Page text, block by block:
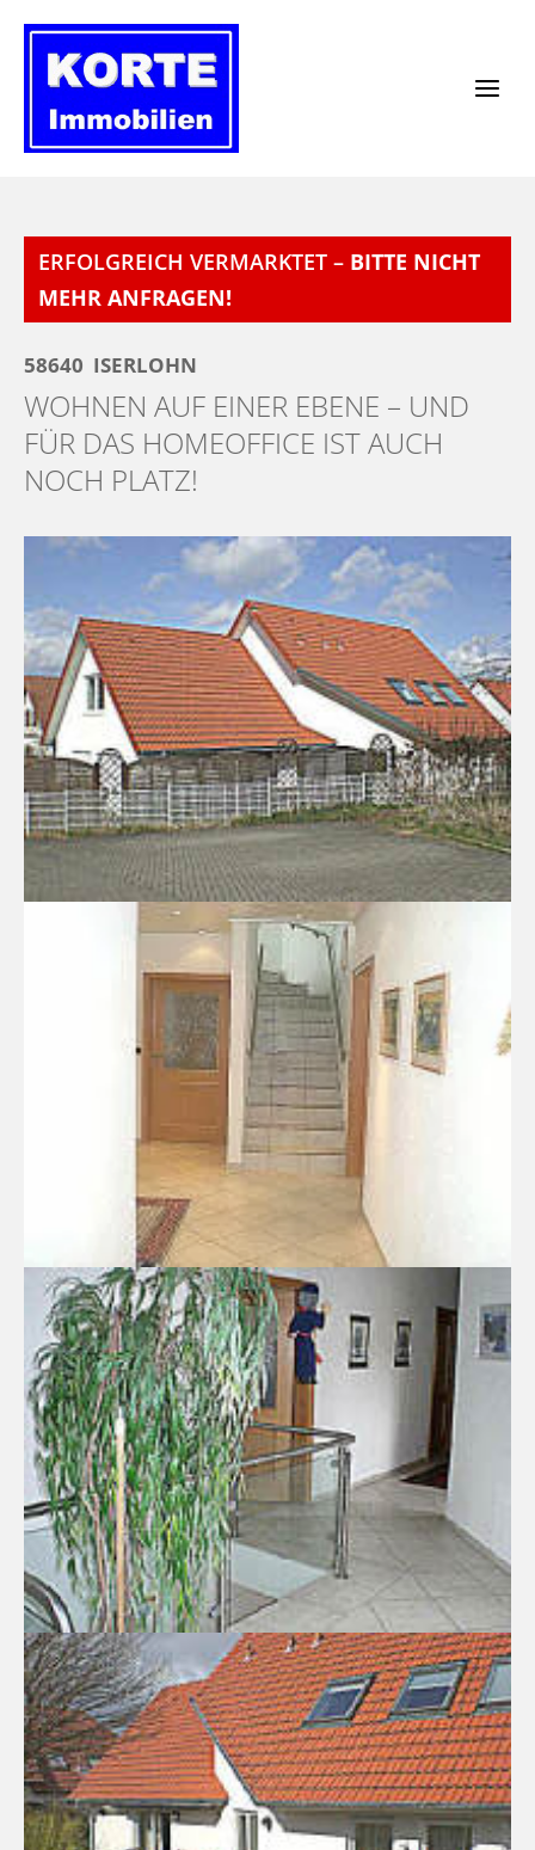
Inhalt
springen
ERFOLGREICH VERMARKTET – BITTE NICHT
MEHR ANFRAGEN!
58640 ISERLOHN
WOHNEN AUF EINER EBENE – UND
FÜR DAS HOMEOFFICE IST AUCH
NOCH PLATZ!